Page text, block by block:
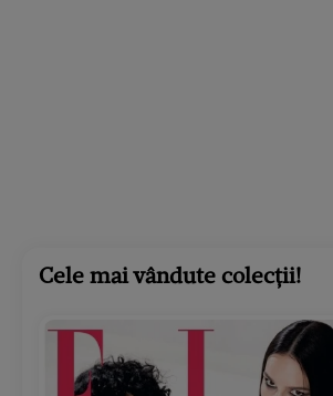
Cele mai vândute colecții!